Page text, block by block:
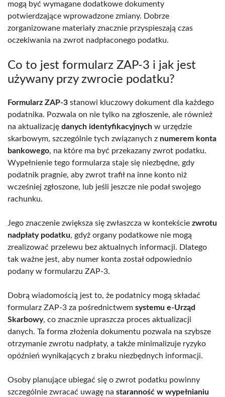
mogą być wymagane dodatkowe dokumenty
potwierdzające wprowadzone zmiany. Dobrze
zorganizowane materiały znacznie przyspieszają czas
oczekiwania na zwrot nadpłaconego podatku.
Co to jest formularz ZAP-3 i jak jest
używany przy zwrocie podatku?
Formularz ZAP-3 stanowi kluczowy dokument dla każdego
podatnika. Pozwala on nie tylko na zgłoszenie, ale również
na aktualizację danych identyfikacyjnych w urzędzie
skarbowym, szczególnie tych związanych z numerem konta
bankowego, na które ma być przekazany zwrot podatku.
Wypełnienie tego formularza staje się niezbędne, gdy
podatnik pragnie, aby zwrot trafił na inne konto niż
wcześniej zgłoszone, lub jeśli jeszcze nie podał swojego
rachunku.
Jego znaczenie zwiększa się zwłaszcza w kontekście zwrotu
nadpłaty podatku, gdyż organy podatkowe nie mogą
zrealizować przelewu bez aktualnych informacji. Dlatego
tak ważne jest, aby numer konta został odpowiednio
podany w formularzu ZAP-3.
Dobrą wiadomością jest to, że podatnicy mogą składać
formularz ZAP-3 za pośrednictwem systemu e-Urząd
Skarbowy, co znacznie upraszcza proces aktualizacji
danych. Ta forma złożenia dokumentu pozwala na szybsze
otrzymanie zwrotu nadpłaty, a także minimalizuje ryzyko
opóźnień wynikających z braku niezbędnych informacji.
Osoby planujące ubiegać się o zwrot podatku powinny
szczególnie zwracać uwagę na staranność w wypełnianiu